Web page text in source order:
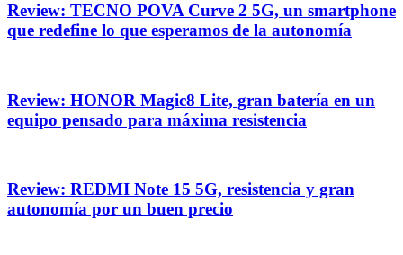
Review: TECNO POVA Curve 2 5G, un smartphone
que redefine lo que esperamos de la autonomía
Review: HONOR Magic8 Lite, gran batería en un
equipo pensado para máxima resistencia
Review: REDMI Note 15 5G, resistencia y gran
autonomía por un buen precio